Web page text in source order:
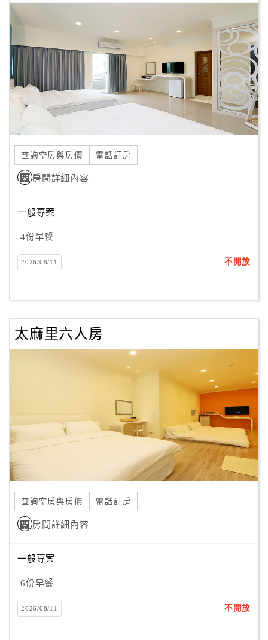
查詢空房與房價 電話訂房
房間詳細內容
一般專案
4份早餐
2026/08/11 不開放
太麻里六人房
查詢空房與房價 電話訂房
房間詳細內容
一般專案
6份早餐
2026/08/11 不開放